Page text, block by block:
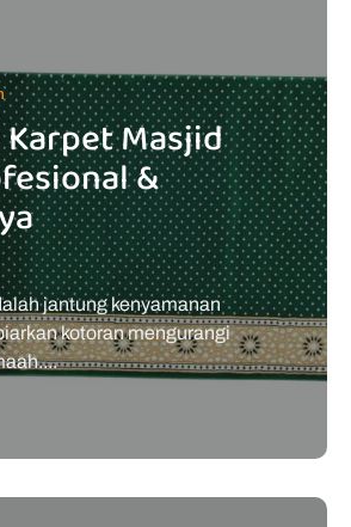
Karpet Masjid
&
jantung kenyamanan
kotoran mengurangi